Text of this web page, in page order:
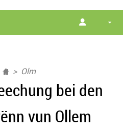
Olm
bei den
vun Ollem